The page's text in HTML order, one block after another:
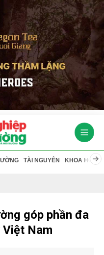
TÀI NGUYÊN KHOA HỌC
góp phần đa
Nam